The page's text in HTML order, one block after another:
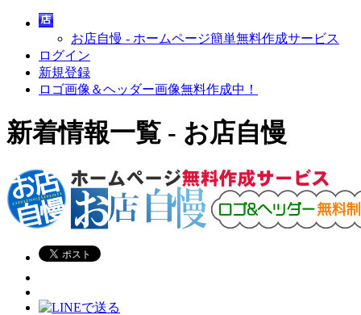
お店自慢 - ホームページ簡単無料作成サービス
ログイン
新規登録
ロゴ画像＆ヘッダー画像無料作成中！
新着情報一覧 - お店自慢